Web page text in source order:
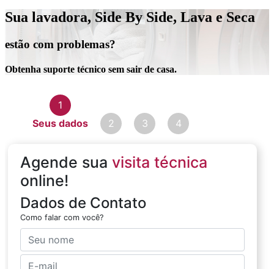
Sua lavadora, Side By Side, Lava e Seca
estão com problemas?
Obtenha suporte técnico sem sair de casa.